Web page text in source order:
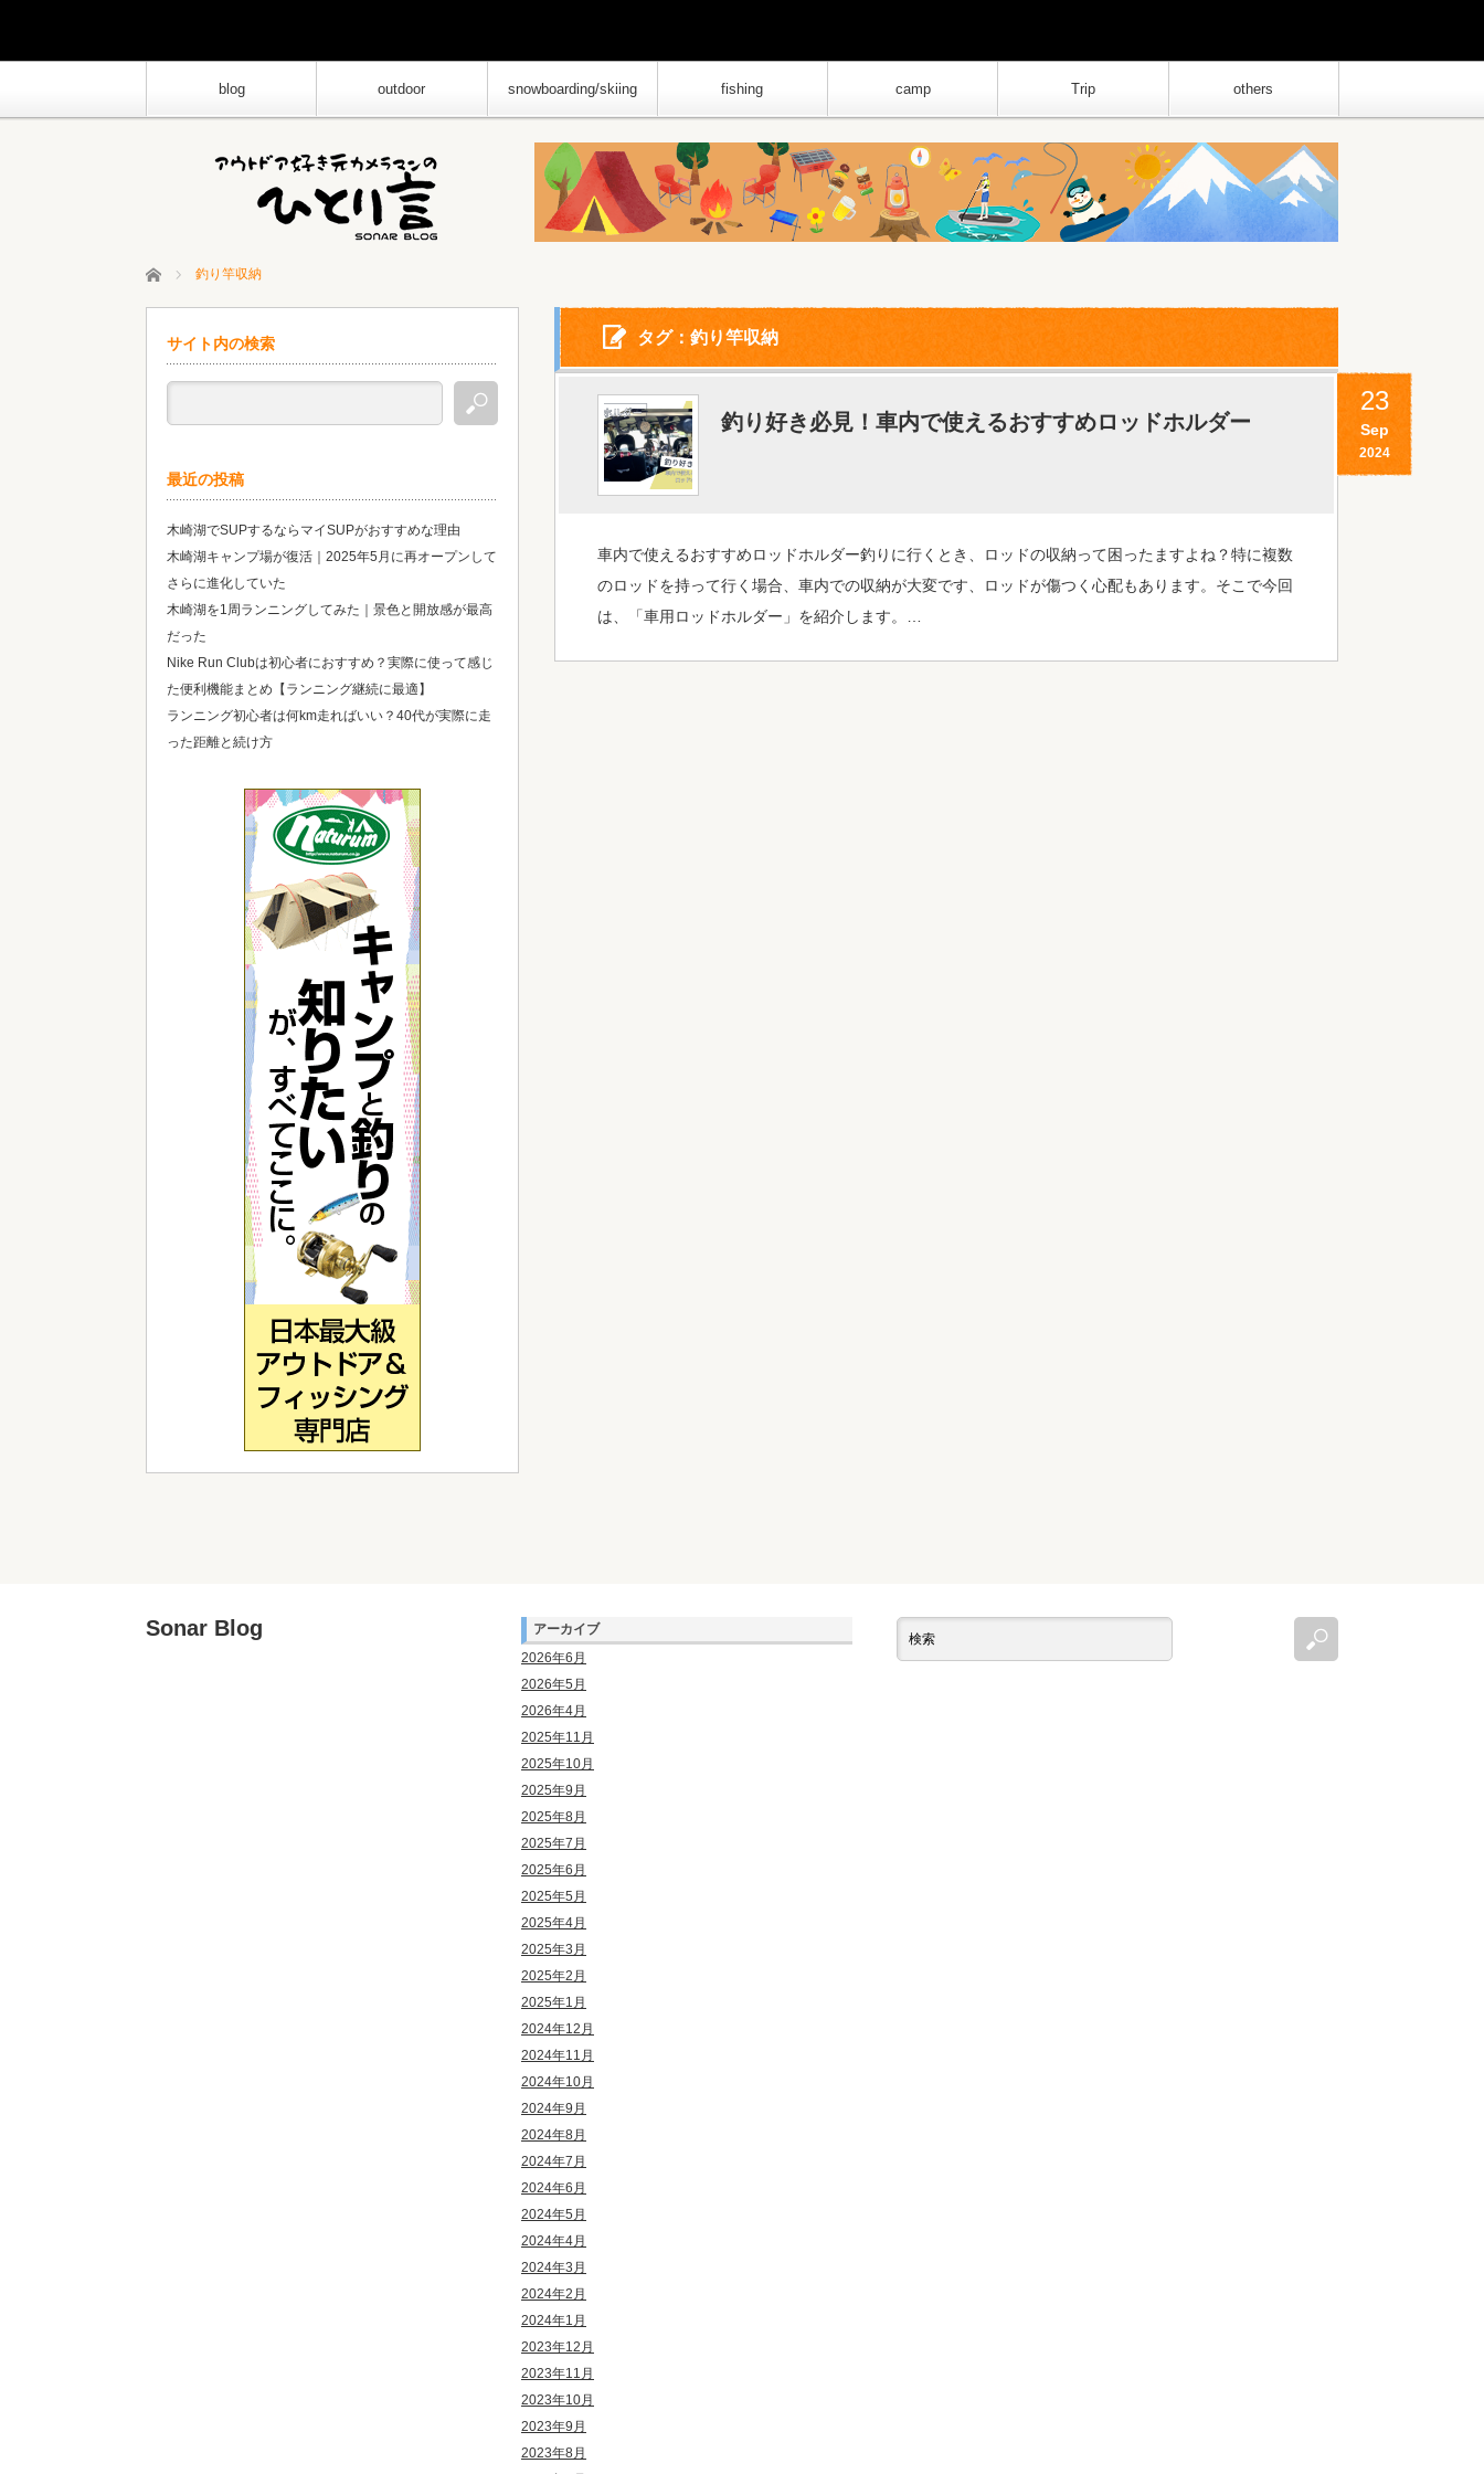
blog outdoor snowboarding/skiing fishing camp Trip others
ホーム 釣り竿収納
タグ：釣り竿収納
23
Sep
2024
釣り好き必見！車内で使えるおすすめロッドホルダー
車内で使えるおすすめロッドホルダー釣りに行くとき、ロッドの収納って困ったますよね？特に複数
のロッドを持って行く場合、車内での収納が大変です、ロッドが傷つく心配もあります。そこで今回
は、「車用ロッドホルダー」を紹介します。…
サイト内の検索
最近の投稿
木崎湖でSUPするならマイSUPがおすすめな理由
木崎湖キャンプ場が復活｜2025年5月に再オープンして
さらに進化していた
木崎湖を1周ランニングしてみた｜景色と開放感が最高
だった
Nike Run Clubは初心者におすすめ？実際に使って感じ
た便利機能まとめ【ランニング継続に最適】
ランニング初心者は何km走ればいい？40代が実際に走
った距離と続け方
Sonar Blog
アーカイブ
2026年6月
2026年5月
2026年4月
2025年11月
2025年10月
2025年9月
2025年8月
2025年7月
2025年6月
2025年5月
2025年4月
2025年3月
2025年2月
2025年1月
2024年12月
2024年11月
2024年10月
2024年9月
2024年8月
2024年7月
2024年6月
2024年5月
2024年4月
2024年3月
2024年2月
2024年1月
2023年12月
2023年11月
2023年10月
2023年9月
2023年8月